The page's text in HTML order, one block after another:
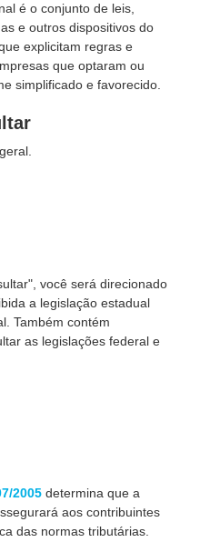
é o conjunto de leis,
e outros dispositivos do
explicitam regras e
que optaram ou
simplificado e favorecido.
você será direcionado
a legislação estadual
Também contém
as legislações federal e
2005 determina que a
aos contribuintes
das normas tributárias.